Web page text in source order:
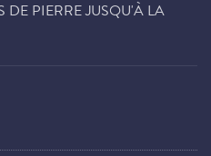
DE PIERRE JUSQU'À LA